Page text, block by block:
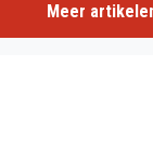
Meer